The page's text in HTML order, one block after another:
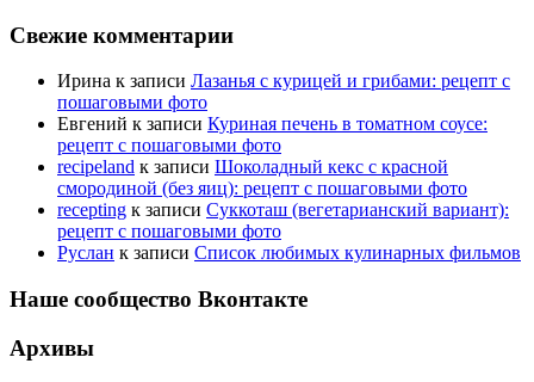
Свежие комментарии
Ирина к записи Лазанья с курицей и грибами: рецепт с
пошаговыми фото
Евгений к записи Куриная печень в томатном соусе:
рецепт с пошаговыми фото
recipeland к записи Шоколадный кекс с красной
смородиной (без яиц): рецепт с пошаговыми фото
recepting к записи Суккоташ (вегетарианский вариант):
рецепт с пошаговыми фото
Руслан к записи Список любимых кулинарных фильмов
Наше сообщество Вконтакте
Архивы